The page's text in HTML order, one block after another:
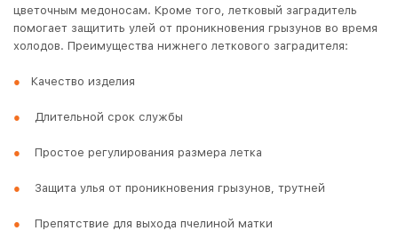
цветочным медоносам. Кроме того, летковый заградитель
помогает защитить улей от проникновения грызунов во время
холодов. Преимущества нижнего леткового заградителя:
Качество изделия
Длительной срок службы
Простое регулирования размера летка
Защита улья от проникновения грызунов, трутней
Препятствие для выхода пчелиной матки